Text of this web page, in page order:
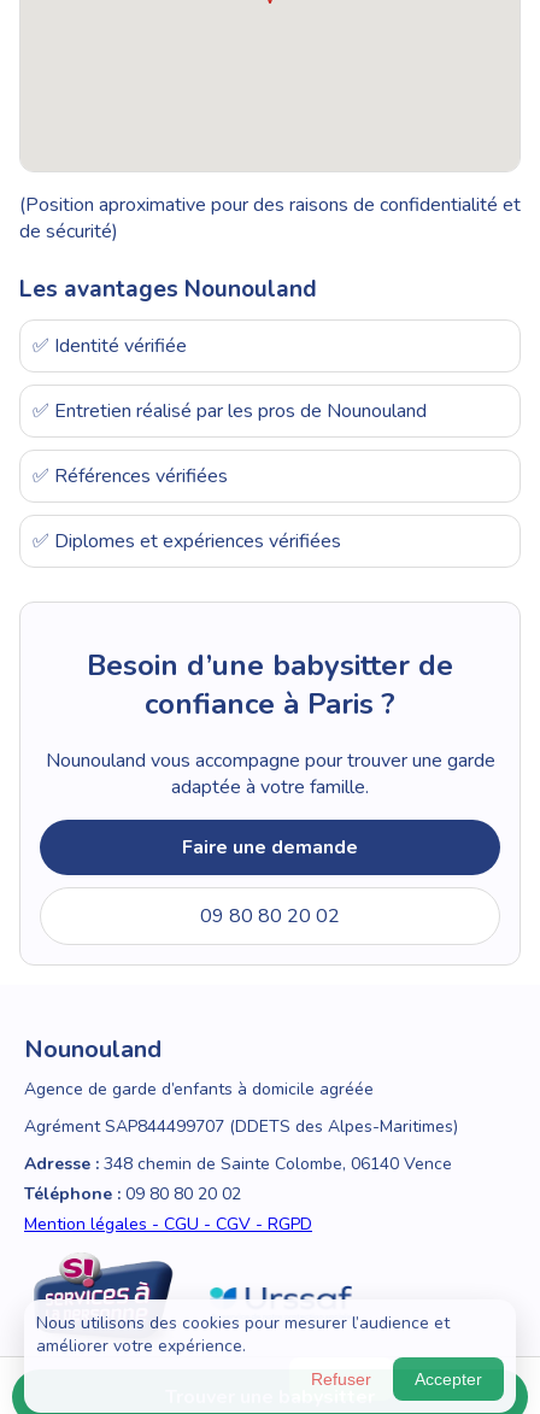
(Position aproximative pour des raisons de confidentialité et
de sécurité)
Les avantages Nounouland
✅ Identité vérifiée
✅ Entretien réalisé par les pros de Nounouland
✅ Références vérifiées
✅ Diplomes et expériences vérifiées
Besoin d’une babysitter de
confiance à Paris ?
Nounouland vous accompagne pour trouver une garde
adaptée à votre famille.
Faire une demande
09 80 80 20 02
Nounouland
Agence de garde d’enfants à domicile agréée
Agrément SAP844499707 (DDETS des Alpes-Maritimes)
Adresse : 348 chemin de Sainte Colombe, 06140 Vence
Téléphone : 09 80 80 20 02
Mention légales - CGU - CGV - RGPD
© 2018 - 2026 Nounouland — Tous droits réservés
Nous utilisons des cookies pour mesurer l’audience et
améliorer votre expérience.
Refuser Accepter